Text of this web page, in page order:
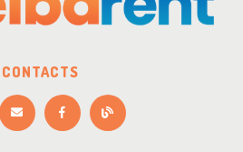
CONTACTS